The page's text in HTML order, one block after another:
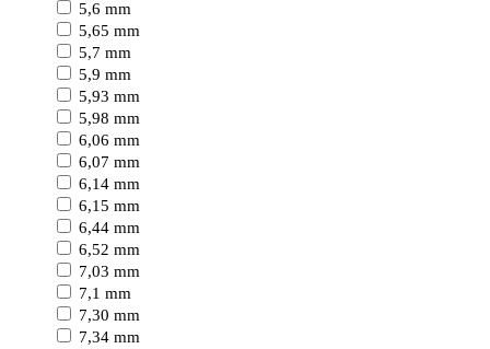
5,6 mm
5,65 mm
5,7 mm
5,9 mm
5,93 mm
5,98 mm
6,06 mm
6,07 mm
6,14 mm
6,15 mm
6,44 mm
6,52 mm
7,03 mm
7,1 mm
7,30 mm
7,34 mm